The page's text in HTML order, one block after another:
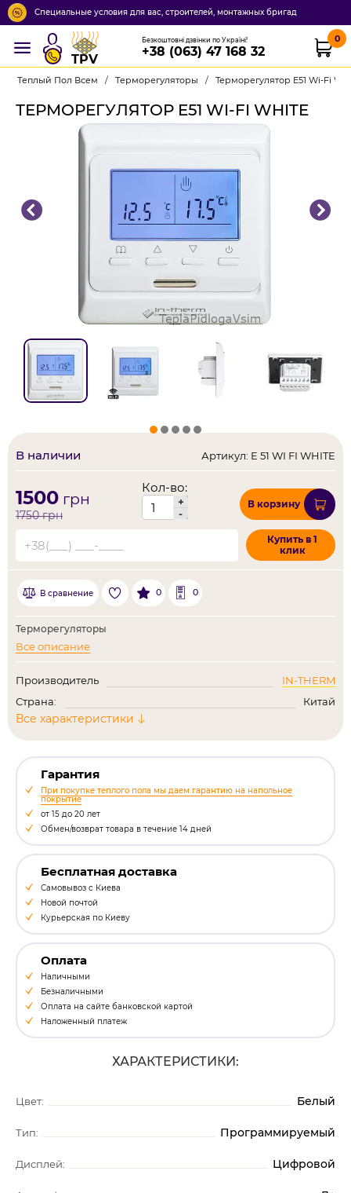
Специальные условия для вас, строителей, монтажных бригад
TPV
Безкоштовні дзвінки по Україні!
+38 (063) 47 168 32
0
Теплый Пол Всем / Терморегуляторы / Терморегулятор E51 Wi-Fi
ТЕРМОРЕГУЛЯТОР E51 WI-FI WHITE
В наличии Артикул: E 51 WI FI WHITE
1500 грн
1750грн
Кол-во:
+
-
В корзину
Купить в 1
клик
В сравнение 0 0
Терморегуляторы
Все описание
Производитель
IN-THERM
Страна:
Китай
Все характеристики
Гарантия
При покупке теплого пола мы даем гарантию на напольное
покрытие
от 15 до 20 лет
Обмен/возврат товара в течение 14 дней
Бесплатная доставка
Самовывоз с Киева
Новой почтой
Курьерская по Киеву
Оплата
Наличными
Безналичными
Оплата на сайте банковской картой
Наложенный платеж
ХАРАКТЕРИСТИКИ:
Цвет: Белый
Тип: Программируемый
Дисплей: Цифровой